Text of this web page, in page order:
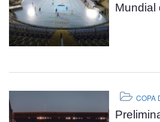
Mundial
COPA